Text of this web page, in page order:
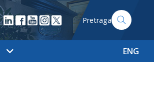
Pretraga
ENG